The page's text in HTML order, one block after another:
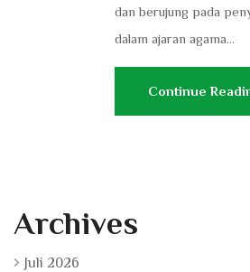
dan berujung pada
dalam ajaran agama...
Continue
Archives
Juli 2026